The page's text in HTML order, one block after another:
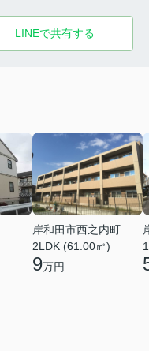
LINEで共有する
岸和田市西之内町
2LDK (61.00㎡)
9万円